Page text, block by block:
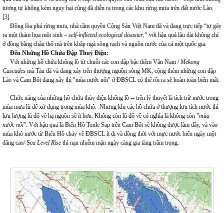
tương tự không kém nguy hại cũng đã diễn ra trong các khu rừng mưa trên đất nước Lào.
[3]
Đồng lõa phá rừng mưa, nhà cầm quyền Cộng Sản Việt Nam đã và đang trực tiếp “tự gây
ra một thảm họa môi sinh – self-inflicted ecological disaster,” với hậu quả lâu dài không chỉ
ở đồng bằng châu thổ mà trên khắp ngả sông rạch và nguồn nước của cả một quốc gia.
Đến Những Hồ Chứa Đập Thuỷ Điện:
Với những hồ chứa khổng lồ từ chuỗi các con đập bậc thềm Vân Nam /Mekong
Cascades mà Tàu đã và đang xây trên thượng nguồn sông MK, cộng thêm những con đập
Lào và Cam Bốt đang xây thì "mùa nước nổi" ở ĐBSCL có thể rồi ra sẽ hoàn toàn biến mất.
Chức năng của những hồ chứa thủy điện khổng lồ -- trên lý thuyết là tích trữ nước trong
mùa mưa lũ để xử dụng trong mùa khô. Nhưng khi các hồ chứa ở thượng lưu tích nước thì
lưu lượng lũ đổ về hạ nguồn sẽ ít hơn. Không còn lũ đổ về có nghĩa là không còn "mùa
nước nổi". Với hậu quả là Biển Hồ Tonle Sap trên Cam Bốt sẽ không được làm đầy, và vào
mùa khô nước từ Biển Hồ chảy về ĐBSCL ít đi và đồng thời với mực nước biển ngày một
dâng cao/ Sea Level Rise thì nạn nhiễm mặn ngày càng gia tăng trầm trọng.